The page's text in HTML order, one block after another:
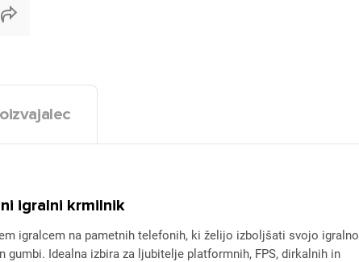
igralni krmilnik
igralcem na pametnih telefonih, ki želijo izboljšati svojo igralno
Idealna izbira za ljubitelje platformnih, FPS, dirkalnih in